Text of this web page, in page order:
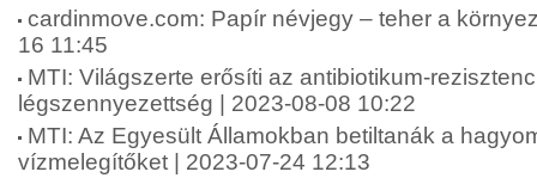
cardinmove.com: Papír névjegy – teher a
16 11:45
MTI: Világszerte erősíti az antibiotikum-
légszennyezettség | 2023-08-08 10:22
MTI: Az Egyesült Államokban betiltanák a
vízmelegítőket | 2023-07-24 12:13